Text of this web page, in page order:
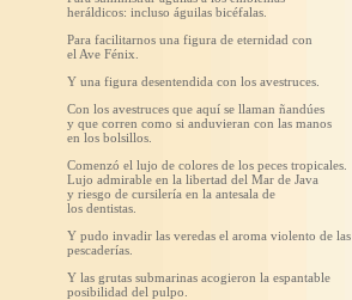
heráldicos: incluso águilas bicéfalas.
Para facilitarnos una figura de eternidad con
el Ave Fénix.
Y una figura desentendida con los avestruces.
Con los avestruces que aquí se llaman ñandúes
y que corren como si anduvieran con las manos
en los bolsillos.
Comenzó el lujo de colores de los peces tropicales.
Lujo admirable en la libertad del Mar de Java
y riesgo de cursilería en la antesala de
los dentistas.
Y pudo invadir las veredas el aroma violento de las
pescaderías.
Y las grutas submarinas acogieron la espantable
posibilidad del pulpo.